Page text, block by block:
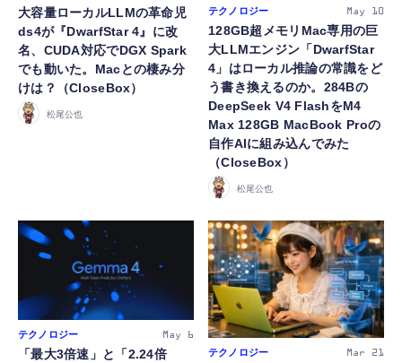
大容量ローカルLLMの革命児
ds4が『DwarfStar 4』に改
名、CUDA対応でDGX Spark
でも動いた。Macとの棲み分
けは？（CloseBox）
松尾公也
テクノロジー May 10
128GB超メモリMac専用の巨
大LLMエンジン「DwarfStar
4」はローカル推論の常識をど
う書き換えるのか。284Bの
DeepSeek V4 FlashをM4
Max 128GB MacBook Proの
自作AIに組み込んでみた
（CloseBox）
松尾公也
テクノロジー May 6
「最大3倍速」と「2.24倍
テクノロジー Mar 21